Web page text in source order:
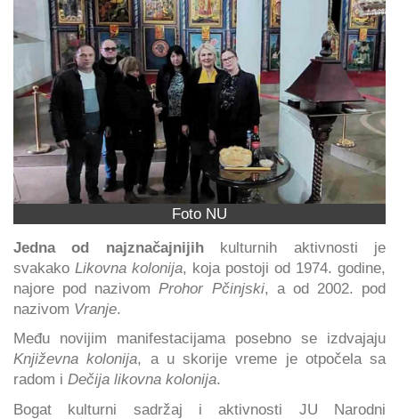
Foto NU
Jedna od najznačajnijih kulturnih aktivnosti je
svakako Likovna kolonija, koja postoji od 1974. godine,
najore pod nazivomProhor Pčinjski, a od 2002. pod
nazivom Vranje.
Među novijim manifestacijama posebno se izdvajaju
Književna kolonija, a u skorije vreme je otpočela sa
radom i Dečija likovna kolonija.
Bogat kulturni sadržaj i aktivnosti JU Narodni